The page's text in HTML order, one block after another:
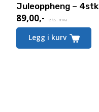
Juleoppheng – 4stk
89,00,- eks. mva.
Legg i kurv